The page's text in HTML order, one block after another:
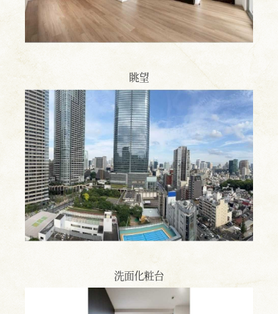
眺望
洗面化粧台